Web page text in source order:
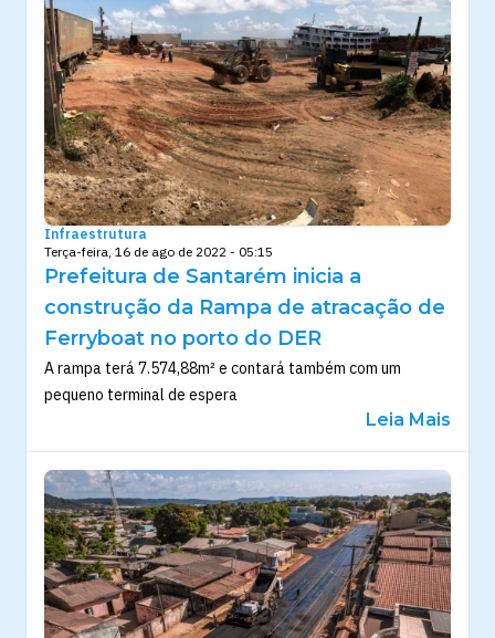
Infraestrutura
Terça-feira, 16 de ago de 2022 - 05:15
Prefeitura de Santarém inicia a
construção da Rampa de atracação de
Ferryboat no porto do DER
A rampa terá 7.574,88m² e contará também com um
pequeno terminal de espera
Leia Mais